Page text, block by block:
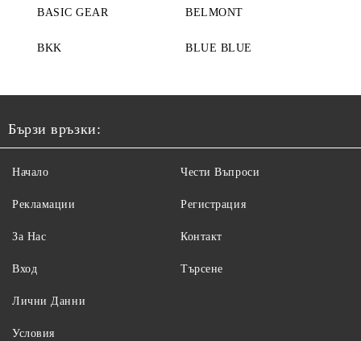
BASIC GEAR BELMONT
BKK BLUE BLUE
Бързи връзки:
Начало
Рекламации
За Нас
Вход
Чести Въпроси
Регистрация
Контакт
Търсене
Лични Данни
Условия